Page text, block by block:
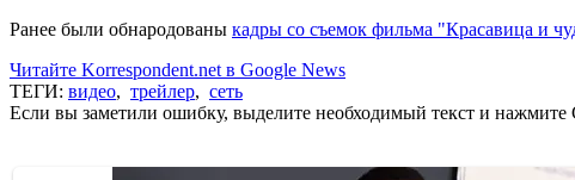
Ранее были обнародованы кадры со съемок фильма "Красавица и
Читайте Korrespondent.net в Google News
ТЕГИ: видео, трейлер, сеть
Если вы заметили ошибку, выделите необходимый текст и